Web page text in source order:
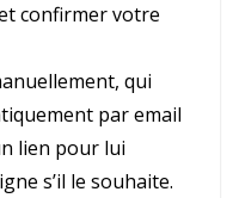
confirmer votre
qui
par email
lien pour lui
s’il le souhaite.